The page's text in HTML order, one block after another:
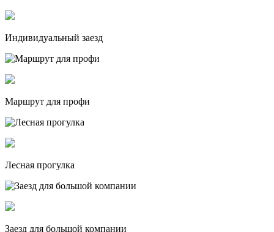
Индивидуальный заезд
Маршрут для профи
Лесная прогулка
Заезд для большой компании